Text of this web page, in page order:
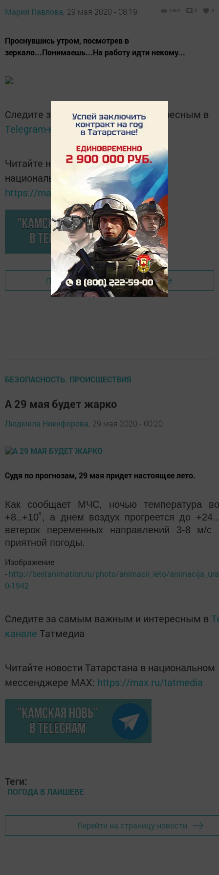
Мария Павлова, 29 мая 2020 - 08:19 1361 0 0
Проснувшись утром, посмотрев в
зеркало...Понимаешь...На работу идти некому...
Следите за самым важным и интересным в
Telegram-каналеТатмедиа
Читайте новости Татарстана в
национальном мессенджере MАХ:
https://max.ru/tatmedia
Перейти на страницу новости
БЕЗОПАСНОСТЬ. ПРОИСШЕСТВИЯ
А 29 мая будет жарко
Людмила Никифорова, 29 мая 2020 - 00:20
Судя по прогнозам, 29 мая придет настоящее лето.
Как сообщает МЧС, ночью температура
+8..+10˚, а днем воздух прогреется до
ветерок переменных направлений 3-8 м/с
приятной погоды.
Изображение
- http://bestanimation.ru/photo/animacii_leto/
0-1942
Следите за самым важным и интересным в
канале Татмедиа
Читайте новости Татарстана в национальном
мессенджере MАХ: https://max.ru/tatmedia
Теги:
ПОГОДА В ЛАИШЕВЕ
Перейти на страницу новости